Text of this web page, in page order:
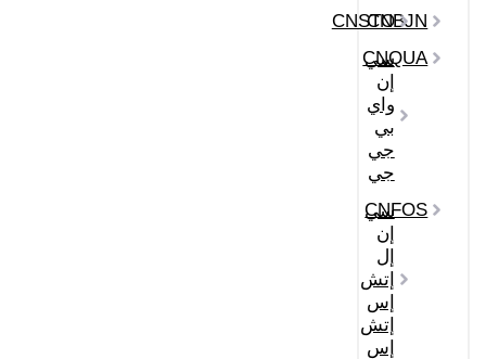
CNBJN
CNSTO
CNQUA
سي
إن
واي
بي
جي
جي
CNFOS
سي
إن
إل
إتش
إس
إتش
إس